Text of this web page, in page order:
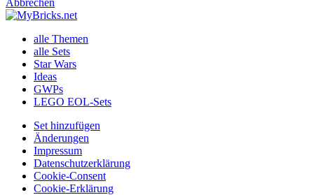
alle Themen
alle Sets
Star Wars
Ideas
GWPs
LEGO EOL-Sets
Set hinzufügen
Änderungen
Impressum
Datenschutzerklärung
Cookie-Consent
Cookie-Erklärung